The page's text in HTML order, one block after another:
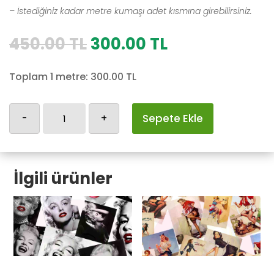
– İstediğiniz kadar metre kumaşı adet kısmına girebilirsiniz.
450.00TLOrijinal
450.00 TL.
300.00 TLŞu
Toplam 1 metre: 300.00 TL
-
adet
+ Sepete Ekle
İlgili ürünler